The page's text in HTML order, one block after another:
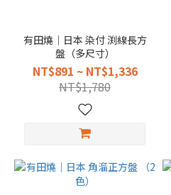
有田燒｜日本 染付 渕線長方
盤（多尺寸）
NT$891 ~ NT$1,336
NT$1,780